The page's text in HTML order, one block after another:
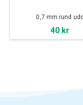
0,7 mm rund udd
40 kr